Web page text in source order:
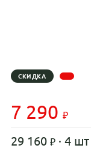
СКИДКА
7 290
29 160 · 4 шт